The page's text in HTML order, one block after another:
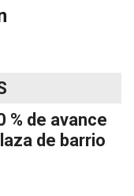
% de avance
de barrio